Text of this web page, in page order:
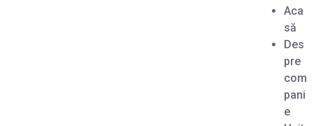
Aca
să
Des
pre
com
pani
e